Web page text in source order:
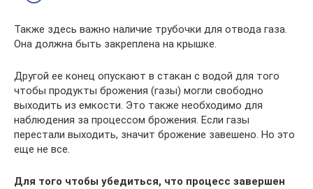
Также здесь важно наличие трубочки для отвода газа.
Она должна быть закреплена на крышке.
Другой ее конец опускают в стакан с водой для того
чтобы продукты брожения (газы) могли свободно
выходить из емкости. Это также необходимо для
наблюдения за процессом брожения. Если газы
перестали выходить, значит брожение завешено. Но это
еще не все.
Для того чтобы убедиться, что процесс завершен